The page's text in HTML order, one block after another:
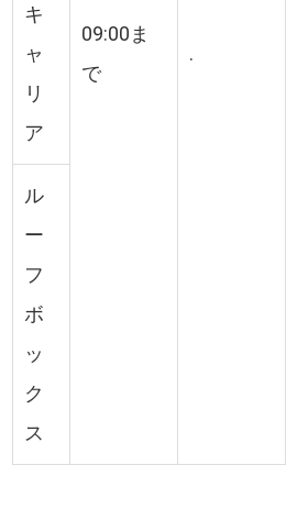
09:00ま
で
.
キ
ャ
リ
ア
ル
ー
フ
ボ
ッ
ク
ス